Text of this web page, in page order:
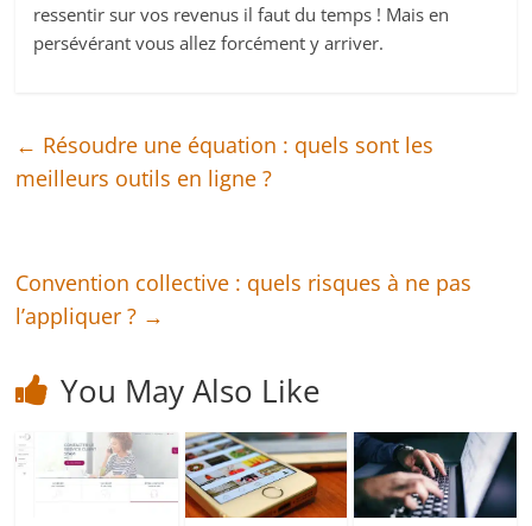
ressentir sur vos revenus il faut du temps ! Mais en
persévérant vous allez forcément y arriver.
← Résoudre une équation : quels sont les
meilleurs outils en ligne ?
Convention collective : quels risques à ne pas
l’appliquer ? →
You May Also Like